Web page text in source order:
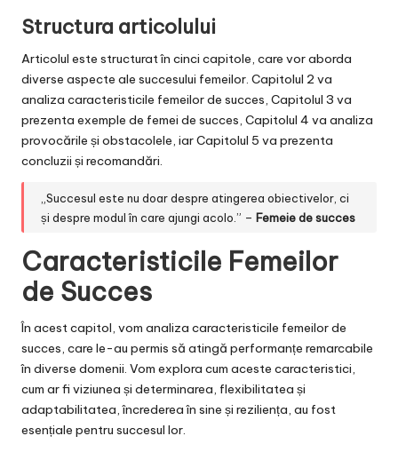
Structura articolului
Articolul este structurat în cinci capitole, care vor aborda
diverse aspecte ale succesului femeilor. Capitolul 2 va
analiza caracteristicile femeilor de succes, Capitolul 3 va
prezenta exemple de femei de succes, Capitolul 4 va analiza
provocările și obstacolele, iar Capitolul 5 va prezenta
concluzii și recomandări.
„Succesul este nu doar despre atingerea obiectivelor, ci
și despre modul în care ajungi acolo.” –Femeie de succes
Caracteristicile Femeilor
de Succes
În acest capitol, vom analiza caracteristicile femeilor de
succes, care le-au permis să atingă performanțe remarcabile
în diverse domenii. Vom explora cum aceste caracteristici,
cum ar fi viziunea și determinarea, flexibilitatea și
adaptabilitatea, încrederea în sine și reziliența, au fost
esențiale pentru succesul lor.